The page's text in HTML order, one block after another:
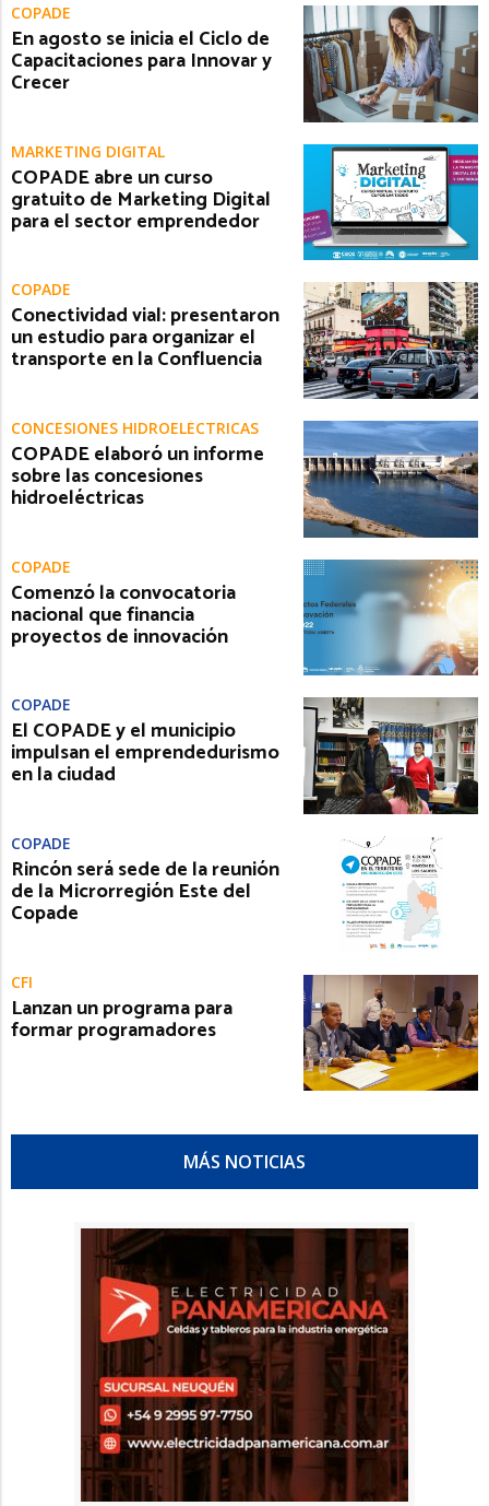
COPADE
En agosto se inicia el Ciclo de
Capacitaciones para Innovar y
Crecer
MARKETING DIGITAL
COPADE abre un curso
gratuito de Marketing Digital
para el sector emprendedor
COPADE
Conectividad vial: presentaron
un estudio para organizar el
transporte en la Confluencia
CONCESIONES HIDROELÉCTRICAS
COPADE elaboró un informe
sobre las concesiones
hidroeléctricas
COPADE
Comenzó la convocatoria
nacional que financia
proyectos de innovación
COPADE
El COPADE y el municipio
impulsan el emprendedurismo
en la ciudad
COPADE
Rincón será sede de la reunión
de la Microrregión Este del
Copade
CFI
Lanzan un programa para
formar programadores
MÁS NOTICIAS